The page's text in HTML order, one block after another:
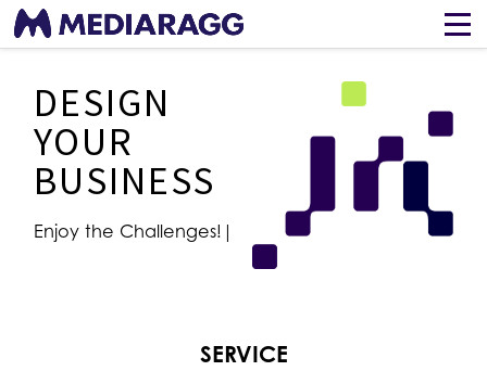
DESIGN
YOUR
BUSINESS
Enjoy the Challenges!
SERVICE